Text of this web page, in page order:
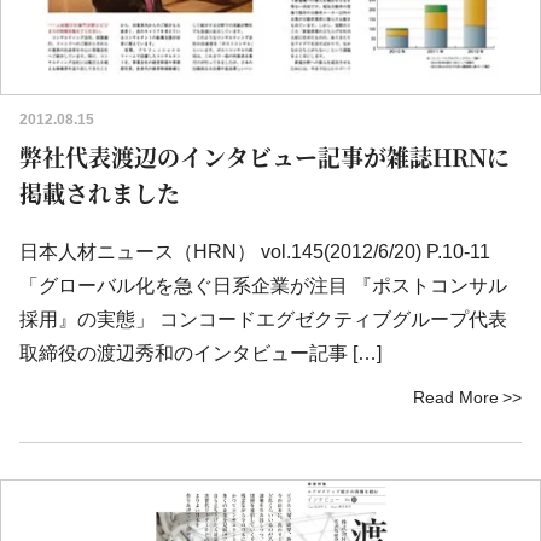
2012.08.15
弊社代表渡辺のインタビュー記事が雑誌HRNに
掲載されました
日本人材ニュース（HRN） vol.145(2012/6/20) P.10-11
「グローバル化を急ぐ日系企業が注目 『ポストコンサル
採用』の実態」 コンコードエグゼクティブグループ代表
取締役の渡辺秀和のインタビュー記事 […]
Read More